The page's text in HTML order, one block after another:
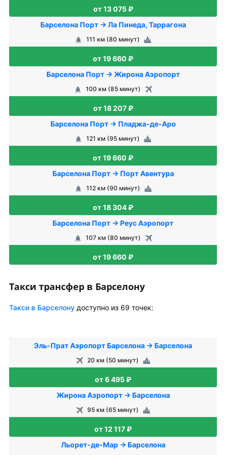
от 13 075 ₽
Барселона Порт → Ла Пинеда, Таррагона
111 км (80 минут)
от 19 660 ₽
Барселона Порт → Жирона Аэропорт
100 км (85 минут)
от 18 207 ₽
Барселона Порт → Пладжа-де-Аро
121 км (95 минут)
от 19 660 ₽
Барселона Порт → Порт Авентура
112 км (90 минут)
от 18 304 ₽
Барселона Порт → Реус Аэропорт
107 км (80 минут)
от 19 660 ₽
Такси трансфер в Барселону
Такси в Барселону доступно из 69 точек:
Эль-Прат Аэропорт Барселона → Барселона
20 км (50 минут)
от 6 495 ₽
Жирона Аэропорт → Барселона
95 км (65 минут)
от 12 117 ₽
Льорет-де-Мар → Барселона